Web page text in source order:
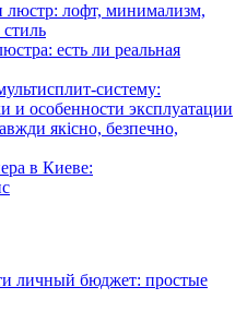
лофт, минимализм,
есть ли реальная
систему:
и особенности эксплуатации
якісно, безпечно,
в Киеве:
личный бюджет: простые